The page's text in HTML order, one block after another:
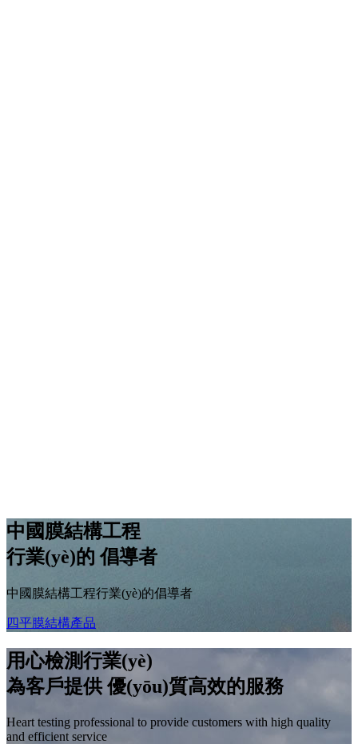
中國膜結構工程
行業(yè)的倡導者
中國膜結構工程行業(yè)的倡導者
四平膜結構產品
用心檢測行業(yè)
為客戶提供優(yōu)質高效的服務
Heart testing professional to provide customers with high quality
and efficient service